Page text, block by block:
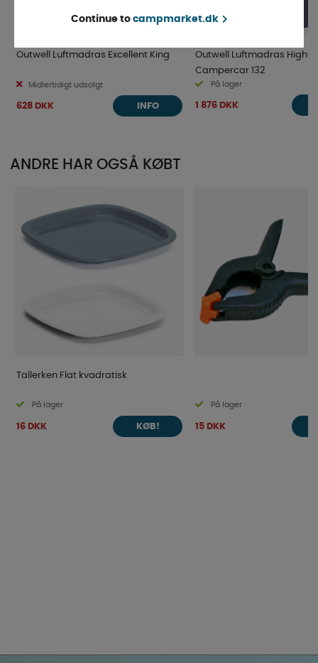
Outwell Luftmadras Excellent King
Midlertidigt udsolgt
628 DKK INFO
Outwell Luftmadras
Campercar 132
På lager
1 876 DKK
ANDRE HAR OGSÅ KØBT
Tallerken Flat kvadratisk
På lager
16 DKK KØB!
På lager
15 DKK
Continue to campmarket.dk